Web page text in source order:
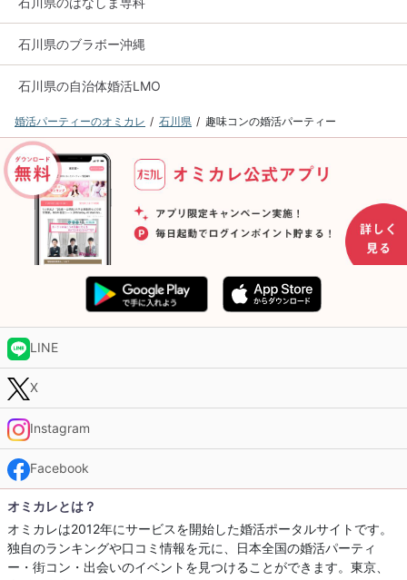
石川県のブラボー沖縄
石川県の自治体婚活LMO
婚活パーティーのオミカレ 石川県 趣味コンの婚活パーティー
LINE
X
Instagram
Facebook
オミカレとは？
オミカレは2012年にサービスを開始した婚活ポータルサイトです。
独自のランキングや口コミ情報を元に、日本全国の婚活パーティ
ー・街コン・出会いのイベントを見つけることができます。東京、